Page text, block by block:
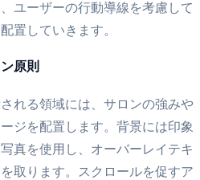
ユーザーの行動導線を考慮して
置していきます。
原則
れる領域には、サロンの強みや
ジを配置します。背景には印象
真を使用し、オーバーレイテキ
取ります。スクロールを促すア